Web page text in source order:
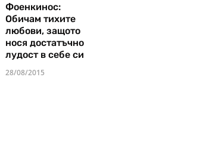
Фоенкинос:
Обичам тихите
любови, защото
нося достатъчно
лудост в себе си
28/08/2015